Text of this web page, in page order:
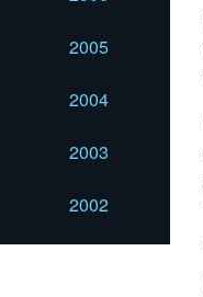
2005
2004
2003
2002